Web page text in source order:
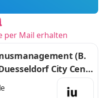
per Mail erhalten
(B.
City Centr